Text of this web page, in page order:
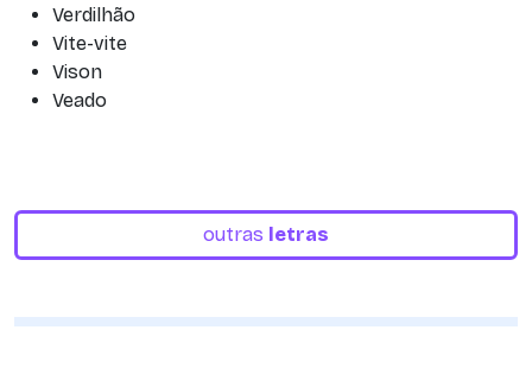
Verdilhão
Vite-vite
Vison
Veado
outras letras